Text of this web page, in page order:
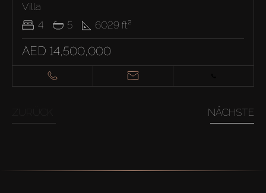
Villa
4
5 6029 ft²
AED 14,500,000
NÄCHSTE